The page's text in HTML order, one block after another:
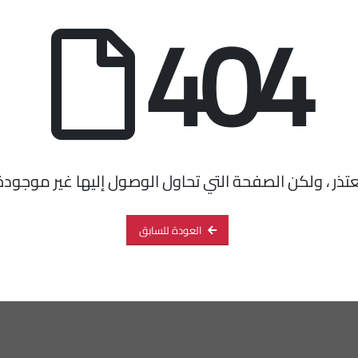
404
، ولكن الصفحة التي تحاول الوصول إليها غير
العودة للسابق